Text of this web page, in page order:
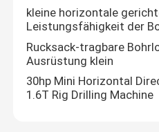
kleine horizontale
Leistungsfähigkeit der
Rucksack-tragbare
Ausrüstung klein
30hp Mini Horizontal
1.6T Rig Drilling Machine